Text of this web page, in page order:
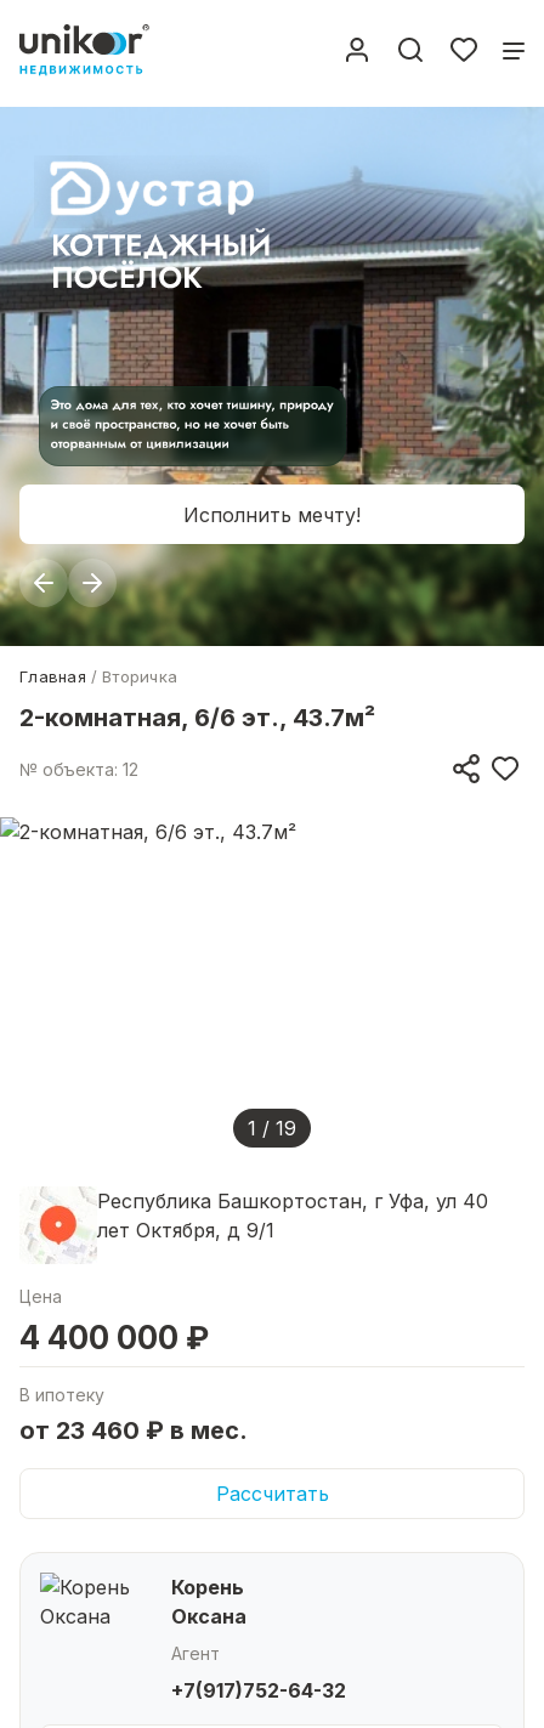
Исполнить мечту!
Главная Вторичка
2-комнатная, 6/6 эт., 43.7м²
№ объекта: 12
1 / 19
Республика Башкортостан, г Уфа, ул 40
лет Октября, д 9/1
Цена
4 400 000 ₽
В ипотеку
от 23 460 ₽ в мес.
Рассчитать
Корень
Оксана
Агент
+7(917)752-64-32